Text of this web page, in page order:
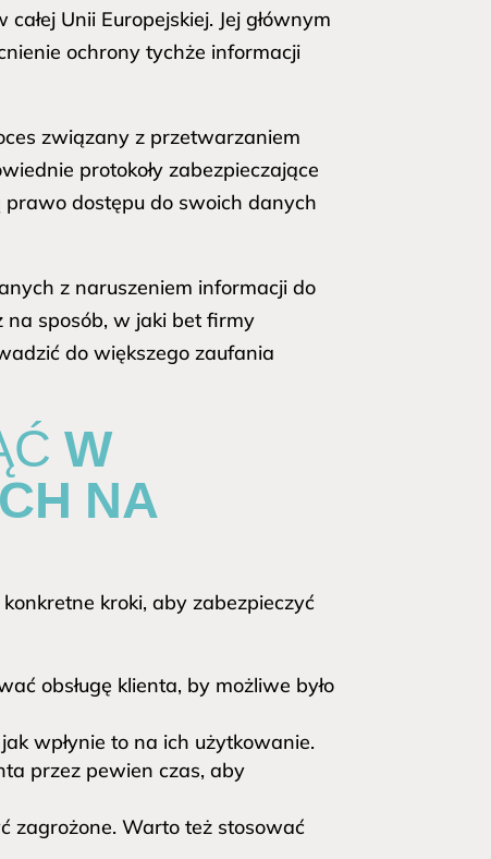
Unii Europejskiej. Jej głównym
ochrony tychże informacji
związany z przetwarzaniem
protokoły zabezpieczające
dostępu do swoich danych
z naruszeniem informacji do
na sposób, w jaki bet firmy
do większego zaufania
W
NA
kroki, aby zabezpieczyć
obsługę klienta, by możliwe było
wpłynie to na ich użytkowanie.
przez pewien czas, aby
zagrożone. Warto też stosować